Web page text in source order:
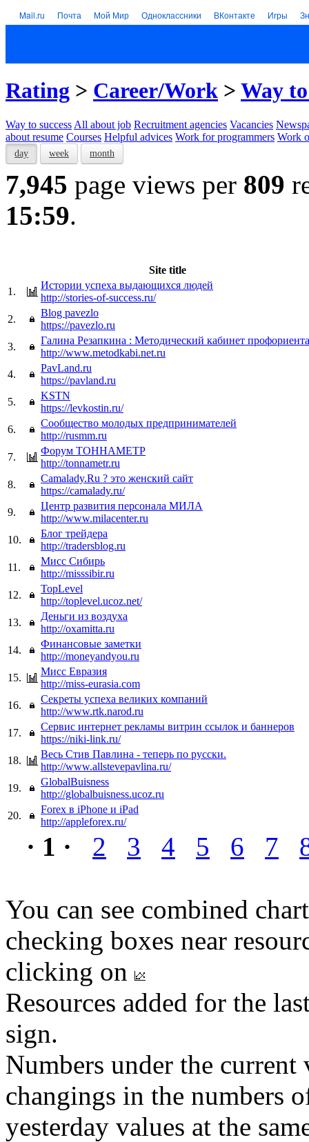
Mail.ru Почта Мой Мир Одноклассники ВКонтакте Игры
Rating > Career/Work > Way to
Way to success All about job Recruitment agencies Vacancies
about resume Courses Helpful advices Work for programmers Work
day week month
7,945 page views per 809
15:59.
Site title
1.
Истории успеха выдающихся людей
http://stories-of-success.ru/
2.
Blog pavezlo
https://pavezlo.ru
3.
Галина Резапкина : Методический кабинет
http://www.metodkabi.net.ru
4.
PavLand.ru
https://pavland.ru
5.
KSTN
https://levkostin.ru/
6.
Сообщество молодых предпринимателей
http://rusmm.ru
7.
Форум ТОННАМЕТР
http://tonnametr.ru
8.
Camalady.Ru ? это женский сайт
https://camalady.ru/
9.
Центр развития персонала МИЛА
http://www.milacenter.ru
10.
Блог трейдера
http://tradersblog.ru
11.
Мисс Сибирь
http://misssibir.ru
12.
TopLevel
http://toplevel.ucoz.net/
13.
Деньги из воздуха
http://oxamitta.ru
14.
Финансовые заметки
http://moneyandyou.ru
15.
Мисс Евразия
http://miss-eurasia.com
16.
Секреты успеха великих компаний
http://www.rtk.narod.ru
17.
Сервис интернет рекламы витрин ссылок и баннеров
https://niki-link.ru/
18.
Весь Стив Павлина - теперь по русски.
http://www.allstevepavlina.ru/
19.
GlobalBuisness
http://globalbuisness.ucoz.ru
20.
Forex в iPhone и iPad
http://appleforex.ru/
· 1 · 2 3 4 5 6 7
You can see combined
checking boxes near
clicking on
Resources added for the
sign.
Numbers under the
changings in the numbers
yesterday values at the